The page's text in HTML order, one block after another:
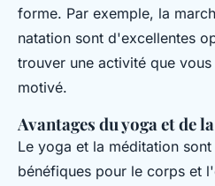
forme. Par exemple, la
natation sont d'excellentes
trouver une activité que
motivé.
Avantages du yoga et de
Le yoga et la méditation
bénéfiques pour le corps et